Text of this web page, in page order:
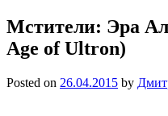
Мстители: Эра
Age of Ultron)
Posted on 26.04.2015 by